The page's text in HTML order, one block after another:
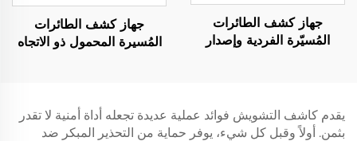
جهاز كشف الطائرات
المُسيّرة الفردية وإصدار
جهاز كشف الطائرات
المُسيرة المحمول ذو الاتجاه
يقدم كاشف التشويش فوائد عملية عديدة تجعله أداة أمنية لا تقدر
بثمن. أولاً وقبل كل شيء، يوفر حماية من التحذير المبكر ضد